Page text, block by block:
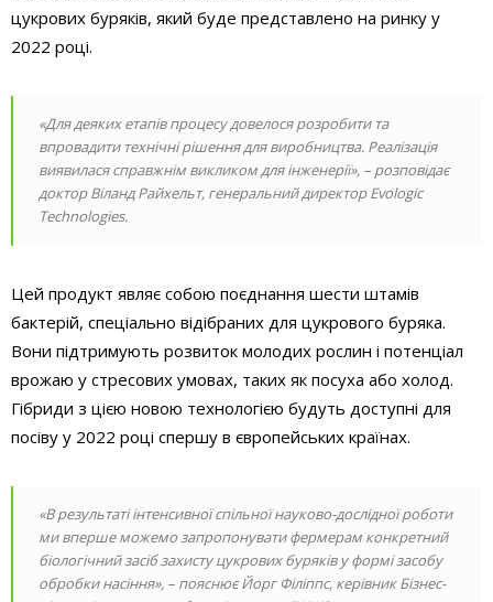
цукрових буряків, який буде представлено на ринку у
2022 році.
«Для деяких етапів процесу довелося розробити та
впровадити технічні рішення для виробництва. Реалізація
виявилася справжнім викликом для інженерії», – розповідає
доктор Віланд Райхельт, генеральний директор Evologic
Technologies.
Цей продукт являє собою поєднання шести штамів
бактерій, спеціально відібраних для цукрового буряка.
Вони підтримують розвиток молодих рослин і потенціал
врожаю у стресових умовах, таких як посуха або холод.
Гібриди з цією новою технологією будуть доступні для
посіву у 2022 році спершу в європейських країнах.
«В результаті інтенсивної спільної науково-дослідної роботи
ми вперше можемо запропонувати фермерам конкретний
біологічний засіб захисту цукрових буряків у формі засобу
обробки насіння», – пояснює Йорг Філіппс, керівник Бізнес-